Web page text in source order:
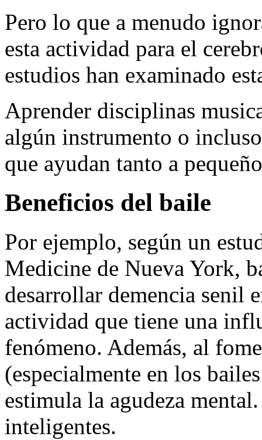
Pero lo que a menudo
esta actividad para el
estudios han examinado
Aprender disciplinas
algún instrumento o
que ayudan tanto a
Beneficios del baile
Por ejemplo, según un
Medicine de Nueva York,
desarrollar demencia senil
actividad que tiene una
fenómeno. Además, al
(especialmente en los
estimula la agudeza
inteligentes.